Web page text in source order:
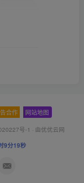
合作 网站地图
号-1 · 由优优云网
9分20秒